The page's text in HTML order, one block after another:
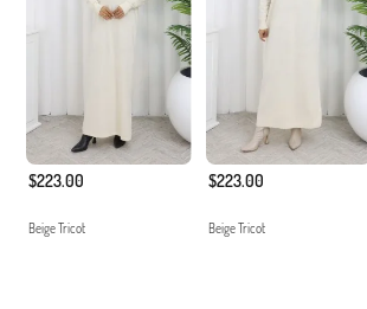
$223.00
Beige Tricot
$223.00
Beige Tricot